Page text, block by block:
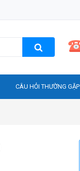
CÂU HỎI THƯỜNG GẶP